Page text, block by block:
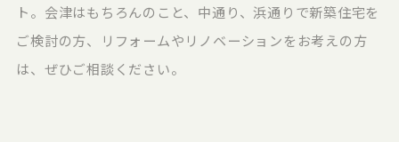
ト。会津はもちろんのこと、中通り、浜通りで新築住宅を
ご検討の方、リフォームやリノベーションをお考えの方
は、ぜひご相談ください。